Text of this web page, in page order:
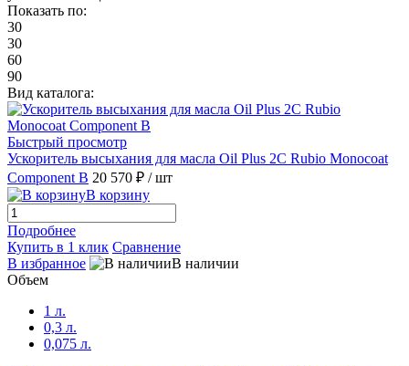
Bourbon(1)
Castle Brown (1)
Charcoal(1)
Cherry Coral(1)
Chocolate
Показать по:
30
30
60
90
Вид каталога:
Быстрый просмотр
Ускоритель высыхания для масла Oil Plus 2C Rubio Monocoat
Component B 20 570 ₽ / шт
В корзину
Подробнее
Купить в 1 клик Сравнение
В избранное
В наличии
Объем
1 л.
0,3 л.
0,075 л.